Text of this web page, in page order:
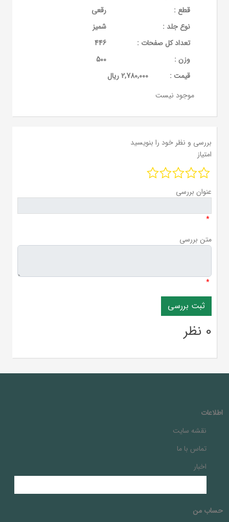
قطع :
رقعی
نوع جلد :
شمیز
تعداد کل صفحات :
446
وزن :
500
قيمت :
2,780,000 ریال
موجود نیست
بررسی و نظر خود را بنویسید
امتیاز
عنوان بررسی
*
متن بررسی
*
0 نظر
اطلاعات
نقشه سایت
تماس با ما
اخبار
حساب من